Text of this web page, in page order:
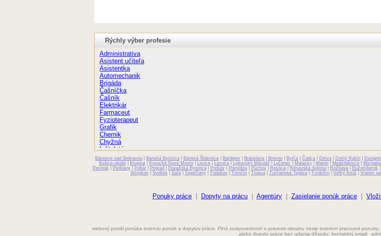
Rýchly výber profesie
Administrativa
Asistent učiteľa
Asistentka
Automechanik
Brigáda
Čašníčka
Čašník
Elektrikár
Farmaceut
Fyzioterapeut
Grafik
Chemik
Chyžná
Inštalatér
Kaderníčka
Kozmetička
Krajčírka
Obchod
Bánovce nad Bebravou Banská Bystrica Banská Štiavnica Bardejov Bratislava Brezno Bytča |Čadca Detva Dolný Kubín
Košice-okolie| Krupina| Kysucké Nové Mesto| Levice| Levoča| Liptovský Mikuláš Lučenec Malacky| Martin| Medzilaborce|
Pezinok
Piešťany| Poltár| Poprad Považská Bystrica| Prešov| Prievidza| Púchov| Revúca| Rimavská Sobota| Rožňava| Ružomberok
Stropkov| Svidník Šaľa| Topoľčany| Trebišov| Trenčín| Trnava| Turčianske Teplice| Tvrdošín| Veľký Krtíš Vranov
Ponuky práce Dopyty na prácu Agentúry Zasielanie ponúk práce
webový portál ponúka inzerciu ponúk a dopytov práce. Plnú zodpovednosť o pravosti obsahu nesie inzerent pracovné
alebo dopytu práce bez udania dôvodu. kontaktný email: